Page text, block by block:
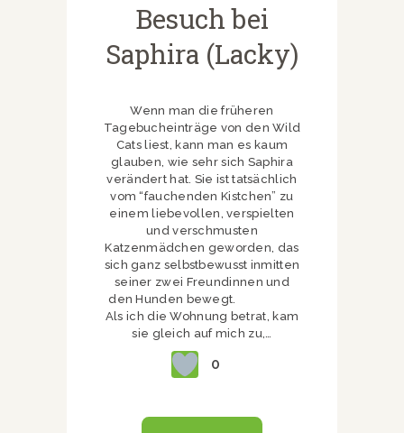
Besuch bei
Saphira (Lacky)
Wenn man die früheren
Tagebucheinträge von den Wild
Cats liest, kann man es kaum
glauben, wie sehr sich Saphira
verändert hat. Sie ist tatsächlich
vom “fauchenden Kistchen” zu
einem liebevollen, verspielten
und verschmusten
Katzenmädchen geworden, das
sich ganz selbstbewusst inmitten
seiner zwei Freundinnen und
den Hunden bewegt.
Als ich die Wohnung betrat, kam
sie gleich auf mich zu,…
0